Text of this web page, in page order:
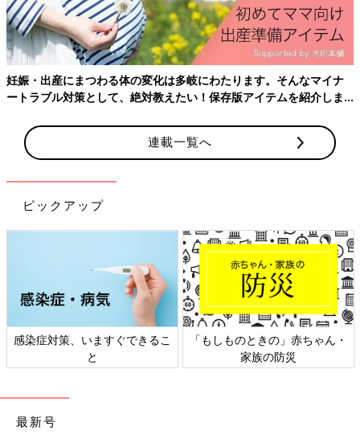
schan_mamaさんは、車用のシートフックをお部屋でカバン掛け
として使っているそうです。普段よく使うカバンは意外に置く場
所が決まっていなかったりするので、こういう使い方もありです
ね！
いかがでしたか？
ダイソーの便利グッズを使えば、家事のプチストレスを解消でき
そうですね！気に入った方は、ぜひお店で探してみてください♪
(文・田中いづみ)
があります。あらかじめご了承ください。
※記事の内容は記載当時の情報であり、現在と異なる場合があり
妊娠・出産にまつわる体の変化は多岐にわたります。そんなマイナ
ートラブル対策として、絶対教えたい！保存版アイテムを紹介しま
連載一覧へ
ピックアップ
感染症対策、いますぐできるこ
と
「もしものときの」赤ちゃん・
家族の防災
最新号